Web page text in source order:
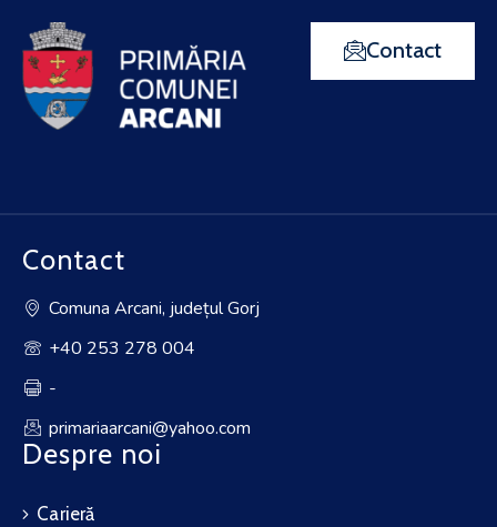
Contact
Contact
Comuna Arcani, județul Gorj
+40 253 278 004
-
primariaarcani@yahoo.com
Despre noi
Carieră